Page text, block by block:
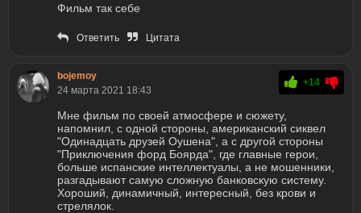
Фильм так себе
Ответить Цитата
bojemoy
24 марта 2021 18:43
+14
Мне фильм по своей атмосфере и сюжету,
напомнил, с одной стороны, американский сиквел
"Одинадцать друзей Оушена", а с другой стороны
"Приключения форд Боярда", где главные герои,
больше испанские интеллектуалы, а не мошенники,
разгадывают самую сложную банковскую систему.
Хороший, динамичный, интересный, без крови и
стрелялок.